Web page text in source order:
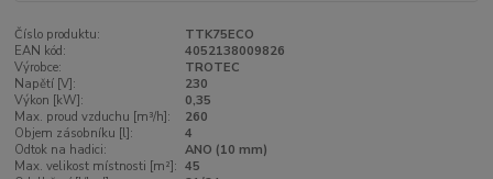
Číslo produktu:
TTK75ECO
EAN kód:
4052138009826
Výrobce:
TROTEC
Napětí [V]:
230
Výkon [kW]:
0,35
Max. proud vzduchu [m³/h]:
260
Objem zásobníku [l]:
4
Odtok na hadici:
ANO (10 mm)
Max. velikost místnosti [m²]: 45